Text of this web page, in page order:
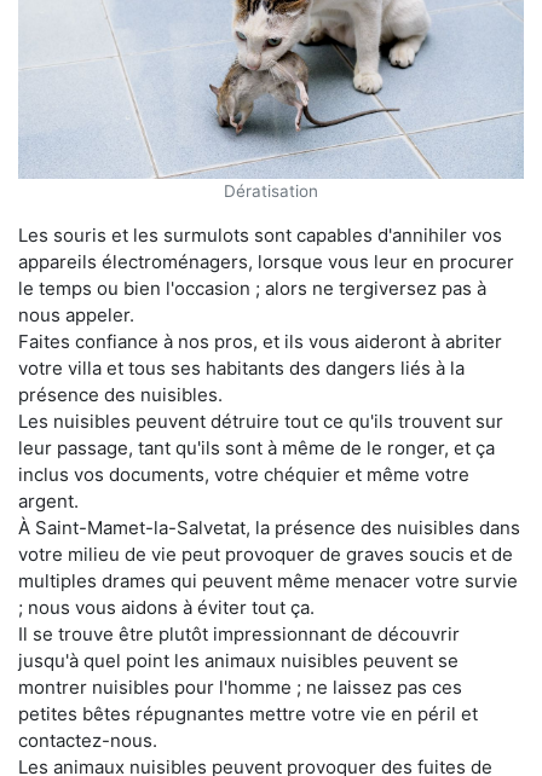
Dératisation
Les souris et les surmulots sont capables d'annihiler vos
appareils électroménagers, lorsque vous leur en procurer
le temps ou bien l'occasion ; alors ne tergiversez pas à
nous appeler.
Faites confiance à nos pros, et ils vous aideront à abriter
votre villa et tous ses habitants des dangers liés à la
présence des nuisibles.
Les nuisibles peuvent détruire tout ce qu'ils trouvent sur
leur passage, tant qu'ils sont à même de le ronger, et ça
inclus vos documents, votre chéquier et même votre
argent.
À Saint-Mamet-la-Salvetat, la présence des nuisibles dans
votre milieu de vie peut provoquer de graves soucis et de
multiples drames qui peuvent même menacer votre survie
; nous vous aidons à éviter tout ça.
Il se trouve être plutôt impressionnant de découvrir
jusqu'à quel point les animaux nuisibles peuvent se
montrer nuisibles pour l'homme ; ne laissez pas ces
petites bêtes répugnantes mettre votre vie en péril et
contactez-nous.
Les animaux nuisibles peuvent provoquer des fuites de